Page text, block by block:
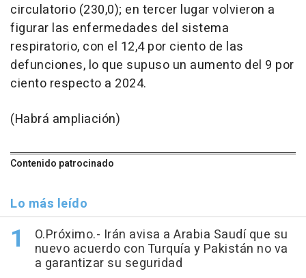
circulatorio (230,0); en tercer lugar volvieron a
figurar las enfermedades del sistema
respiratorio, con el 12,4 por ciento de las
defunciones, lo que supuso un aumento del 9 por
ciento respecto a 2024.
(Habrá ampliación)
Contenido patrocinado
Lo más leído
O.Próximo.- Irán avisa a Arabia Saudí que su
nuevo acuerdo con Turquía y Pakistán no va
a garantizar su seguridad